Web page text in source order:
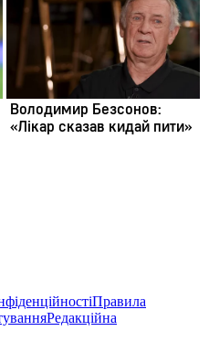
Правила
Редакційна